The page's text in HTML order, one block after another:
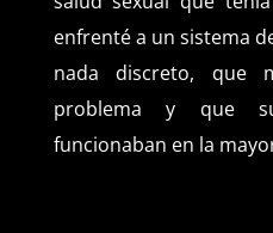
enfrenté a un sistema
nada discreto, que
problema y que
funcionaban en la